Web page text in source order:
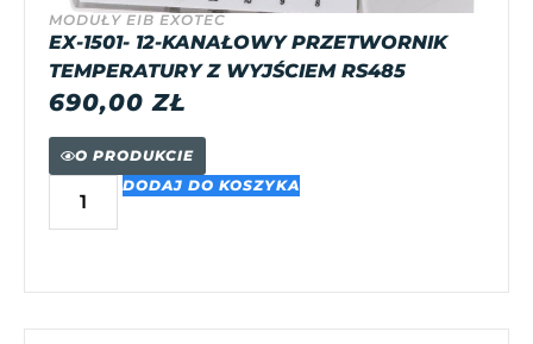
MODUŁY EIB EXOTEC
EX-1501- 12-KANAŁOWY PRZETWORNIK
TEMPERATURY Z WYJŚCIEM RS485
690,00ZŁ
O PRODUKCIE
DODAJ DO KOSZYKA